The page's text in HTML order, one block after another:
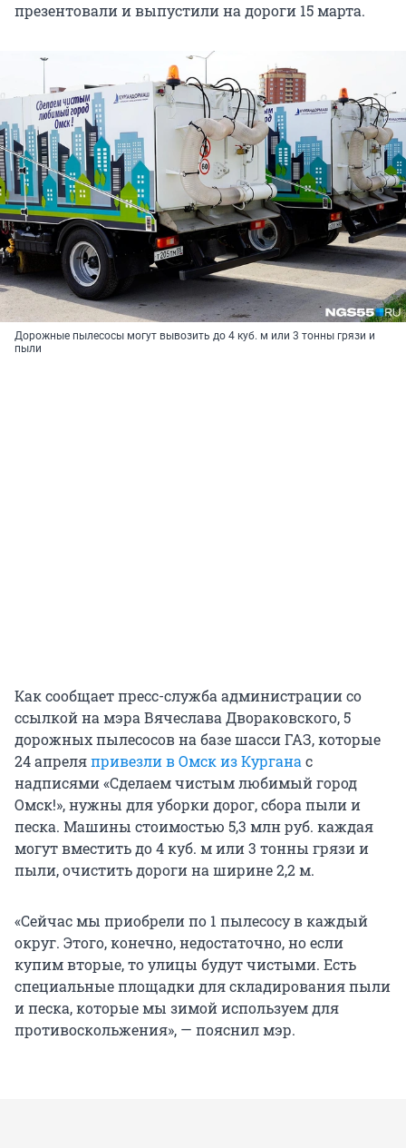
презентовали и выпустили на дороги 15 марта.
Дорожные пылесосы могут вывозить до 4 куб. м или 3 тонны грязи и
пыли
Как сообщает пресс-служба администрации со
ссылкой на мэра Вячеслава Двораковского, 5
дорожных пылесосов на базе шасси ГАЗ, которые
24 апреляпривезли в Омск из Курганас
надписями «Сделаем чистым любимый город
Омск!», нужны для уборки дорог, сбора пыли и
песка. Машины стоимостью 5,3 млн руб. каждая
могут вместить до 4 куб. м или 3 тонны грязи и
пыли, очистить дороги на ширине 2,2 м.
«Сейчас мы приобрели по 1 пылесосу в каждый
округ. Этого, конечно, недостаточно, но если
купим вторые, то улицы будут чистыми. Есть
специальные площадки для складирования пыли
и песка, которые мы зимой используем для
противоскольжения», — пояснил мэр.